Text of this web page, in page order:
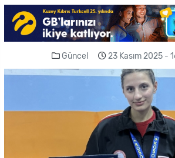
Güncel 23 Kasım 2025 -